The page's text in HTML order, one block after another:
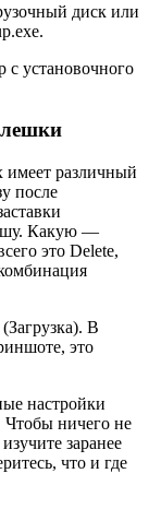
диск или
с установочного
имеет различный
после
Какую —
это Delete,
В
это
настройки
Чтобы ничего не
заранее
что и где